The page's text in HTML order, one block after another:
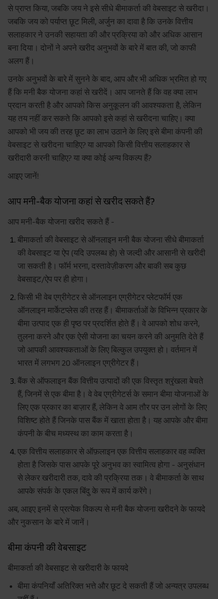
से प्राप्त किया, जबकि जय ने इसे सीधे बीमाकर्ता की वेबसाइट से खरीदा।
जबकि जय को पर्याप्त छूट मिली, अर्जुन का दावा है कि उनके वित्तीय
सलाहकार ने उनकी सहायता की और प्रक्रिया को और अधिक आसान
बना दिया। दोनों ने अपने खरीद अनुभवों के बारे में बात की, जो काफी
अलग हैं।
उनके अनुभवों के बारे में सुनने के बाद, आप और भी अधिक भ्रमित हो गए
हैं कि मनी बैक योजना कहां से खरीदें। आप जानते हैं कि वह क्या लाभ
प्रदान करती है और आपको किस अनुकूलन की आवश्यकता है, लेकिन
यह तय नहीं कर सकते कि आपको इसे कहां से खरीदना चाहिए। क्या
आपको भी जय की तरह छूट का लाभ उठाने के लिए इसे बीमा कंपनी की
वेबसाइट से खरीदना चाहिए? या आपको किसी वित्तीय सलाहकार से
खरीदारी करनी चाहिए? या क्या कोई अन्य विकल्प हैं?
आइए जानें!
आप मनी-बैक योजना कहां से खरीद सकते हैं?
आप मनी-बैक योजना खरीद सकते हैं -
बीमाकर्ता की वेबसाइट से ऑनलाइन मनी बैक योजना सीधे बीमाकर्ता
की वेबसाइट या ऐप (यदि उपलब्ध हो) से जल्दी और आसानी से खरीदी
जा सकती है। फॉर्म भरना, दस्तावेज़ीकरण और बाकी सब कुछ
वेबसाइट/ऐप पर ही होगा।
किसी भी वेब एग्रीगेटर से ऑनलाइन एग्रीगेटर प्लेटफॉर्म एक
ऑनलाइन मार्केटप्लेस की तरह हैं। बीमाकर्ताओं के विभिन्न प्रकार के
बीमा उत्पाद एक ही पृष्ठ पर प्रदर्शित होते हैं। वे आपको शोध करने,
तुलना करने और एक ऐसी योजना का चयन करने की अनुमति देते हैं
जो आपकी आवश्यकताओं के लिए बिल्कुल उपयुक्त हो। वर्तमान में
भारत में लगभग 20 ऑनलाइन एग्रीगेटर हैं।
बैंक से ऑफलाइन बैंक वित्तीय उत्पादों की एक विस्तृत श्रृंखला बेचते
हैं, जिनमें से एक बीमा है। वे वेब एग्रीगेटर्स के समान बीमा योजनाओं के
लिए एक प्रकार का बाज़ार हैं, लेकिन वे आम तौर पर उन लोगों के लिए
विशिष्ट होते हैं जिनके पास बैंक में खाता होता है। यह आपके और बीमा
कंपनी के बीच मध्यस्थ का काम करता है।
एक वित्तीय सलाहकार से ऑफ़लाइन एक वित्तीय सलाहकार वह व्यक्ति
होता है जिसके पास आपके पूरे अनुभव का स्वामित्व होगा - अनुसंधान
से लेकर खरीदारी तक, दावे की प्रक्रिया तक। वे बीमाकर्ता के साथ
आपके संपर्क के एकल बिंदु के रूप में कार्य करेंगे।
अब, आइए इनमें से प्रत्येक विकल्प से मनी बैक योजना खरीदने के फायदे
और नुकसान के बारे में जानें।
बीमा कंपनी की वेबसाइट
बीमाकर्ता की वेबसाइट से खरीदारी के फायदे
बीमा कंपनियाँ अतिरिक्त भत्ते और छूट दे सकती हैं जो अन्यत्र उपलब्ध